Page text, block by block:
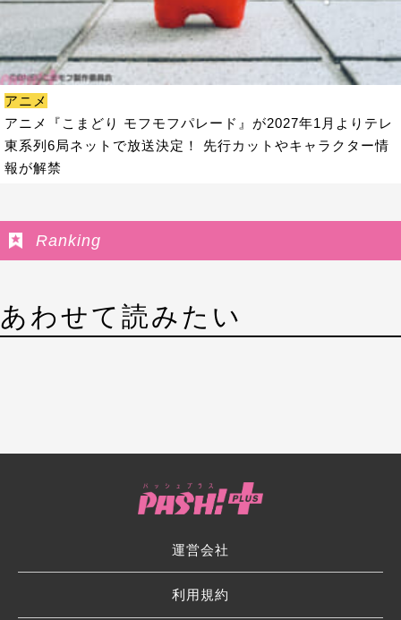
アニメ
アニメ『こまどり モフモフパレード』が2027年1月よりテレ
東系列6局ネットで放送決定！ 先行カットやキャラクター情
報が解禁
Ranking
あわせて読みたい
運営会社
利用規約